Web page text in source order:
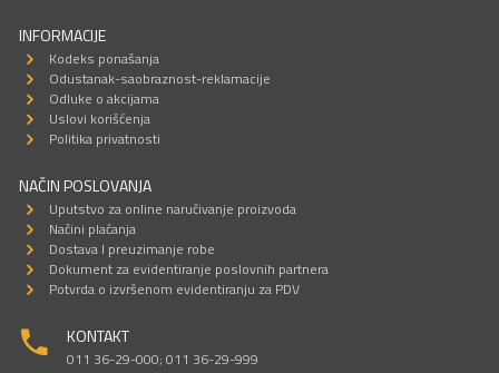
INFORMACIJE
Kodeks ponašanja
Odustanak-saobraznost-reklamacije
Odluke o akcijama
Uslovi korišćenja
Politika privatnosti
NAČIN POSLOVANJA
Uputstvo za online naručivanje proizvoda
Načini plaćanja
Dostava I preuzimanje robe
Dokument za evidentiranje poslovnih partnera
Potvrda o izvršenom evidentiranju za PDV
KONTAKT
011 36-29-000; 011 36-29-999